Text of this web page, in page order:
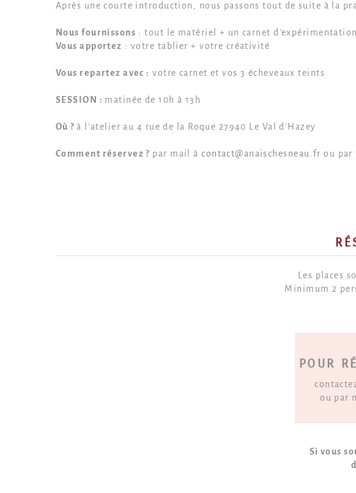
Après une courte introduction, nous passons tout de suite à la
Nous fournissons : tout le matériel + un carnet
Vous apportez : votre tablier + votre créativité
Vous repartez avec : votre carnet et vos 3 écheveaux teints
SESSION : matinée de 10h à 13h
Où ?à l'atelier au 4 rue de la Roque 27940 Le Val d'Hazey
Comment réservez ? par mail àcontact@anaischesneau.fr ou par
Les places
Minimum 2
POUR
ou par
Si vous